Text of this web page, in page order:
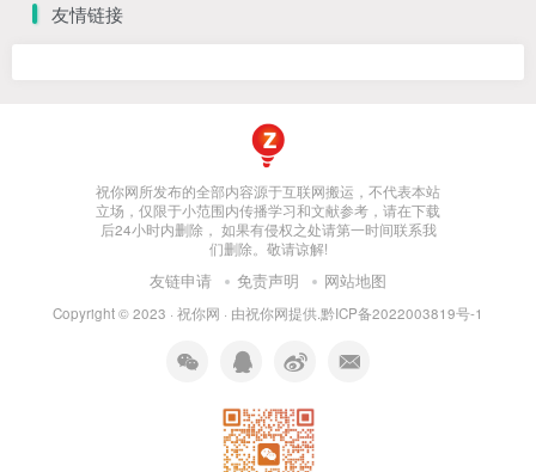
友情链接
祝你网所发布的全部内容源于互联网搬运，不代表本站
立场，仅限于小范围内传播学习和文献参考，请在下载
后24小时内删除， 如果有侵权之处请第一时间联系我
们删除。敬请谅解!
友链申请 免责声明 网站地图
Copyright © 2023 · 祝你网 · 由祝你网提供.黔ICP备2022003819号-1